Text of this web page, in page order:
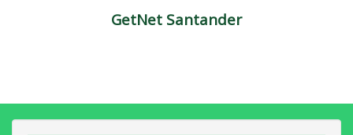
GetNet Santander